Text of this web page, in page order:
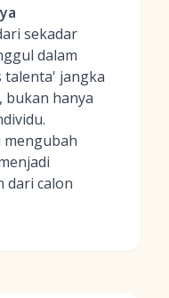
sekadar
dalam
talenta' jangka
bukan hanya
mengubah
dari calon